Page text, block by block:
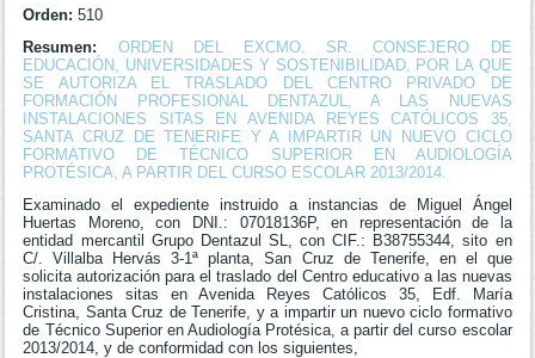
Orden: 510
Resumen:
ORDEN DEL EXCMO. SR. CONSEJERO DE
EDUCACIÓN, UNIVERSIDADES Y SOSTENIBILIDAD, POR LA QUE
SE AUTORIZA EL TRASLADO DEL CENTRO PRIVADO DE
FORMACIÓN PROFESIONAL DENTAZUL, A LAS NUEVAS
INSTALACIONES SITAS EN AVENIDA REYES CATÓLICOS 35,
SANTA CRUZ DE TENERIFE Y A IMPARTIR UN NUEVO CICLO
FORMATIVO DE TÉCNICO SUPERIOR EN AUDIOLOGÍA
PROTÉSICA, A PARTIR DEL CURSO ESCOLAR 2013/2014.
Examinado el expediente instruido a instancias de Miguel Ángel
Huertas Moreno, con DNI.: 07018136P, en representación de la
entidad mercantil Grupo Dentazul SL, con CIF.: B38755344, sito en
C/. Villalba Hervás 3-1ª planta, San Cruz de Tenerife, en el que
solicita autorización para el traslado del Centro educativo a las nuevas
instalaciones sitas en Avenida Reyes Católicos 35, Edf. María
Cristina, Santa Cruz de Tenerife, y a impartir un nuevo ciclo formativo
de Técnico Superior en Audiología Protésica, a partir del curso escolar
2013/2014, y de conformidad con los siguientes,